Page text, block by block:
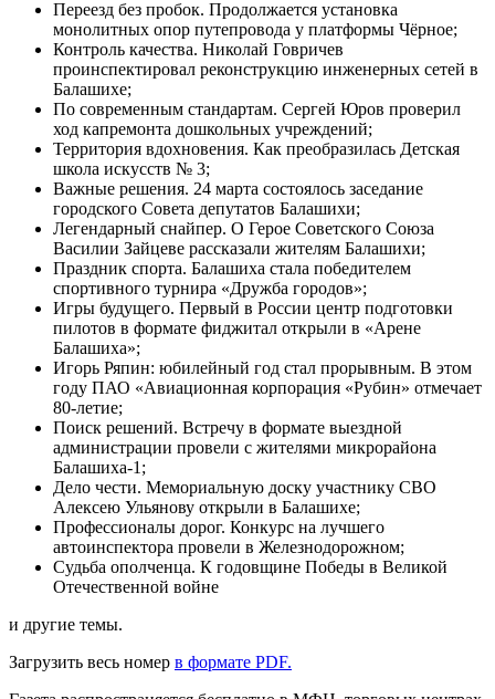
Переезд без пробок. Продолжается установка
монолитных опор путепровода у платформы Чёрное;
Контроль качества. Николай Говричев
проинспектировал реконструкцию инженерных сетей в
Балашихе;
По современным стандартам. Сергей Юров проверил
ход капремонта дошкольных учреждений;
Территория вдохновения. Как преобразилась Детская
школа искусств № 3;
Важные решения. 24 марта состоялось заседание
городского Совета депутатов Балашихи;
Легендарный снайпер. О Герое Советского Союза
Василии Зайцеве рассказали жителям Балашихи;
Праздник спорта. Балашиха стала победителем
спортивного турнира «Дружба городов»;
Игры будущего. Первый в России центр подготовки
пилотов в формате фиджитал открыли в «Арене
Балашиха»;
Игорь Ряпин: юбилейный год стал прорывным. В этом
году ПАО «Авиационная корпорация «Рубин» отмечает
80-летие;
Поиск решений. Встречу в формате выездной
администрации провели с жителями микрорайона
Балашиха-1;
Дело чести. Мемориальную доску участнику СВО
Алексею Ульянову открыли в Балашихе;
Профессионалы дорог. Конкурс на лучшего
автоинспектора провели в Железнодорожном;
Судьба ополченца. К годовщине Победы в Великой
Отечественной войне
и другие темы.
Загрузить весь номер в формате PDF.